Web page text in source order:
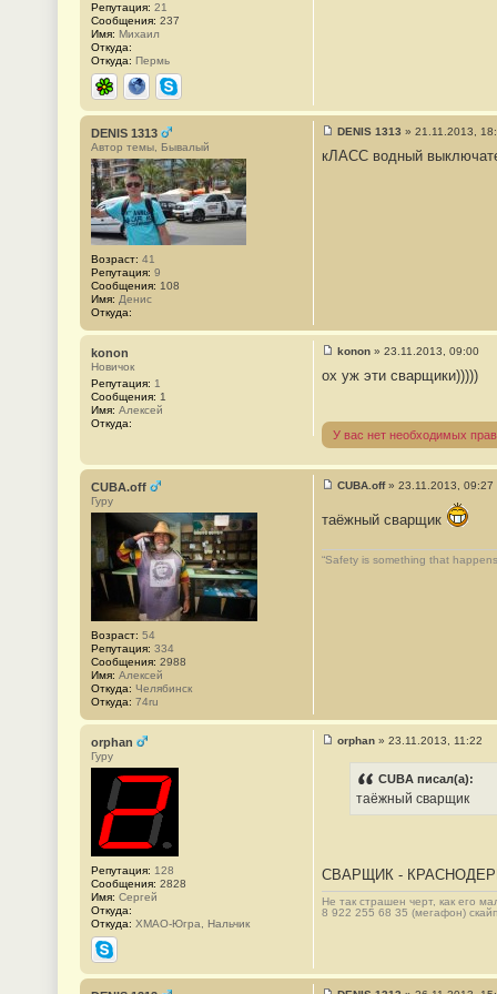
Репутация: 21
Сообщения: 237
Имя: Михаил
Откуда:
Откуда: Пермь
ICQ СайтSkype
DENIS 1313
Автор темы, Бывалый
Возраст: 41
Репутация: 9
Сообщения: 108
Имя: Денис
Откуда:
о
DENIS 1313 » 21.11.2013,
кЛАСС водный
konon
Новичок
Репутация: 1
Сообщения: 1
Имя: Алексей
Откуда:
о
н
е
#
konon » 23.11.2013, 09:00
ох уж эти сварщики)))))
У вас нет необходимых
CUBA.off
Гуру
Возраст: 54
Репутация: 334
Сообщения: 2988
Имя: Алексей
Откуда: Челябинск
Откуда: 74ru
о
щ
е
CUBA.off» 23.11.2013, 09:27
таёжный сварщик
“Safety is something that
orphan
Гуру
Репутация: 128
Сообщения: 2828
Имя: Сергей
Откуда:
Откуда: ХМАО-Югра, Нальчик
Skype
#
1
orphan » 23.11.2013, 11:22
CUBA писал(а):
таёжный сварщик
СВАРЩИК -
Не так страшен черт, как его
8 922 255 68 35 (мегафон)